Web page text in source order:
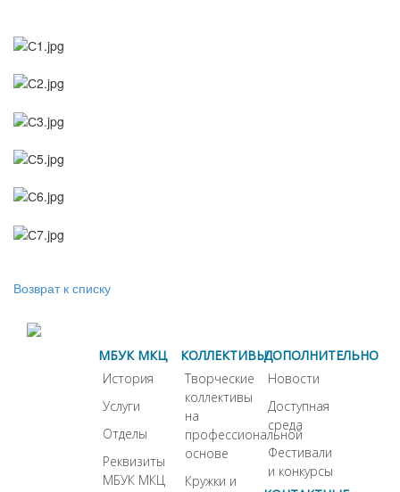
Возврат к списку
МБУК МКЦ
История
Услуги
Отделы
Реквизиты
МБУК МКЦ
КОЛЛЕКТИВЫ
Творческие
коллективы
на
профессиональной
основе
Кружки и
ДОПОЛНИТЕЛЬНО
Новости
Доступная
среда
Фестивали
и конкурсы